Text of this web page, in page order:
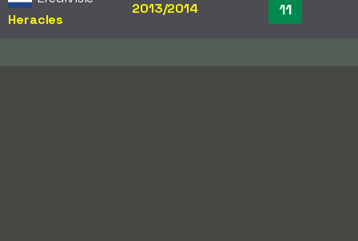
Heracles
2013/2014 11